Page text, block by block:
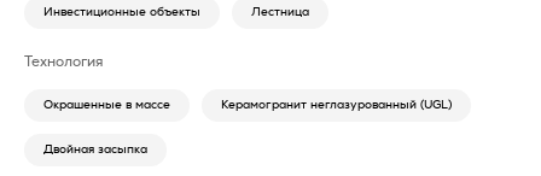
Инвестиционные объекты Лестница
Технология
Окрашенные в массе Керамогранит неглазурованный (UGL)
Двойная засыпка